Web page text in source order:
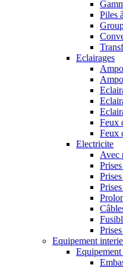
Piles
Eclairages
Feux
Feux
Electricite
Avec
Equipement